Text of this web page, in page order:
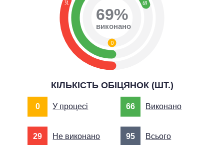
31 69
0
69%
виконано
КІЛЬКІСТЬ ОБІЦЯНОК (ШТ.)
0 У процесі 66 Виконано
29 Не виконано 95 Всього